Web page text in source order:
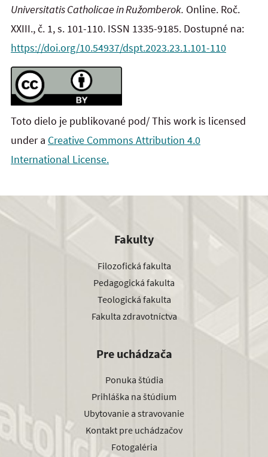
Universitatis Catholicae in Ružomberok. Online. Roč.
XXIII., č. 1, s. 101-110. ISSN 1335-9185. Dostupné na:
https://doi.org/10.54937/dspt.2023.23.1.101-110
Toto dielo je publikované pod/ This work is licensed
under a Creative Commons Attribution 4.0
International License.
Fakulty
Filozofická fakulta
Pedagogická fakulta
Teologická fakulta
Fakulta zdravotníctva
Pre uchádzača
Ponuka štúdia
Prihláška na štúdium
Ubytovanie a stravovanie
Kontakt pre uchádzačov
Fotogaléria